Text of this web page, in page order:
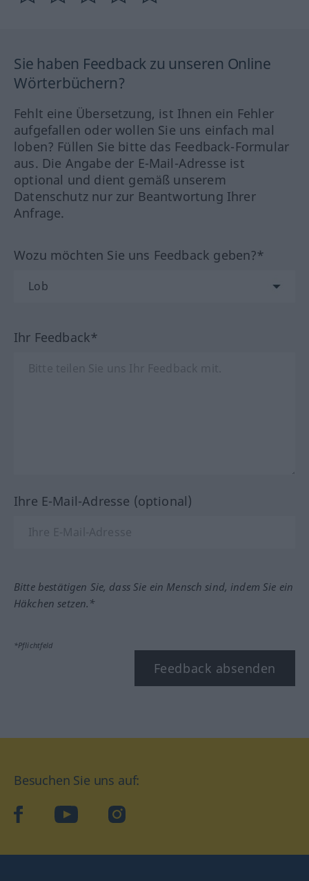
Sie haben Feedback zu unseren Online
Wörterbüchern?
Fehlt eine Übersetzung, ist Ihnen ein Fehler
aufgefallen oder wollen Sie uns einfach mal
loben? Füllen Sie bitte das Feedback-Formular
aus. Die Angabe der E-Mail-Adresse ist
optional und dient gemäß unserem
Datenschutz nur zur Beantwortung Ihrer
Anfrage.
Wozu möchten Sie uns Feedback geben?*
Ihr Feedback*
Ihre E-Mail-Adresse (optional)
Bitte bestätigen Sie, dass Sie ein Mensch sind, indem Sie ein
Häkchen setzen.*
*Pflichtfeld
Feedback absenden
Besuchen Sie uns auf:
facebookYouTube Instagram